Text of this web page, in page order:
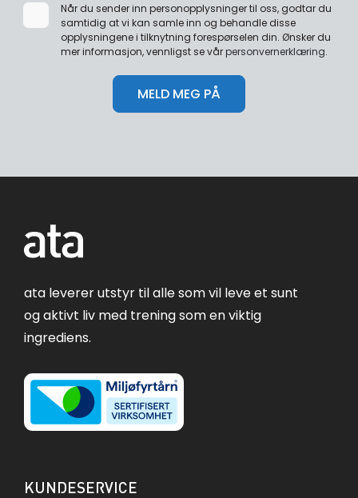
Når du sender inn personopplysninger til oss, godtar du
samtidig at vi kan samle inn og behandle disse
opplysningene i tilknytning forespørselen din. Ønsker du
mer informasjon, vennligst se vårpersonvernerklæring.
ata leverer utstyr til alle som vil leve et sunt
og aktivt liv med trening som en viktig
ingrediens.
KUNDESERVICE